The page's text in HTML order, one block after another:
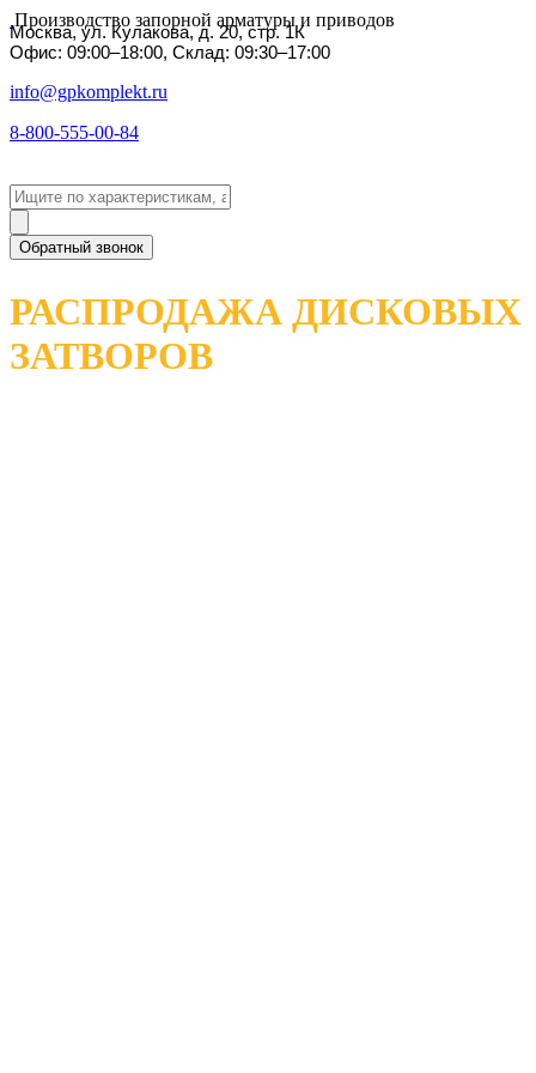
Производство запорной арматуры и приводов
Москва, ул. Кулакова, д. 20, стр. 1К
Офис: 09:00–18:00, Склад: 09:30–17:00
info@gpkomplekt.ru
8-800-555-00-84
Обратный звонок
РАСПРОДАЖА ДИСКОВЫХ
ЗАТВОРОВ